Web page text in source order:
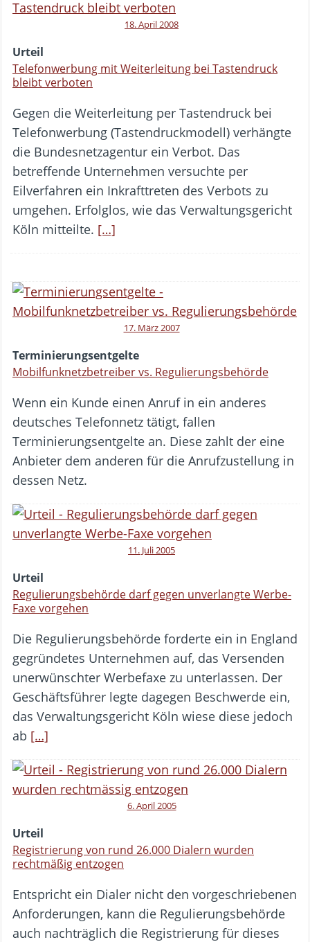
18. April 2008
Urteil
Telefonwerbung mit Weiterleitung bei Tastendruck
bleibt verboten
Gegen die Weiterleitung per Tastendruck bei
Telefonwerbung (Tastendruckmodell) verhängte
die Bundesnetzagentur ein Verbot. Das
betreffende Unternehmen versuchte per
Eilverfahren ein Inkrafttreten des Verbots zu
umgehen. Erfolglos, wie das Verwaltungsgericht
Köln mitteilte. […]
17. März 2007
Terminierungsentgelte
Mobilfunknetzbetreiber vs. Regulierungsbehörde
Wenn ein Kunde einen Anruf in ein anderes
deutsches Telefonnetz tätigt, fallen
Terminierungsentgelte an. Diese zahlt der eine
Anbieter dem anderen für die Anrufzustellung in
dessen Netz.
11. Juli 2005
Urteil
Regulierungsbehörde darf gegen unverlangte Werbe-
Faxe vorgehen
Die Regulierungsbehörde forderte ein in England
gegründetes Unternehmen auf, das Versenden
unerwünschter Werbefaxe zu unterlassen. Der
Geschäftsführer legte dagegen Beschwerde ein,
das Verwaltungsgericht Köln wiese diese jedoch
ab […]
6. April 2005
Urteil
Registrierung von rund 26.000 Dialern wurden
rechtmäßig entzogen
Entspricht ein Dialer nicht den vorgeschriebenen
Anforderungen, kann die Regulierungsbehörde
auch nachträglich die Registrierung für dieses